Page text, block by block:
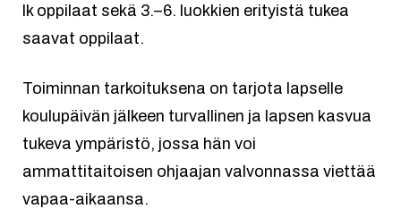
lk oppilaat sekä 3.–6. luokkien erityistä tukea
saavat oppilaat.
Toiminnan tarkoituksena on tarjota lapselle
koulupäivän jälkeen turvallinen ja lapsen kasvua
tukeva ympäristö, jossa hän voi
ammattitaitoisen ohjaajan valvonnassa viettää
vapaa-aikaansa.